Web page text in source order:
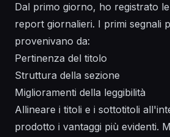
Dal primo giorno, ho registrato
report giornalieri. I primi segnali
provenivano da:
Pertinenza del titolo
Struttura della sezione
Miglioramenti della leggibilità
Allineare i titoli e i sottotitoli
prodotto i vantaggi più evidenti.